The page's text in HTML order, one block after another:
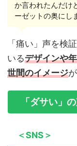
か言われたんだけ
ーゼットの奥にし
「痛い」声を検
いるデザインや
世間のイメージ
「ダサい」
＜SNS＞